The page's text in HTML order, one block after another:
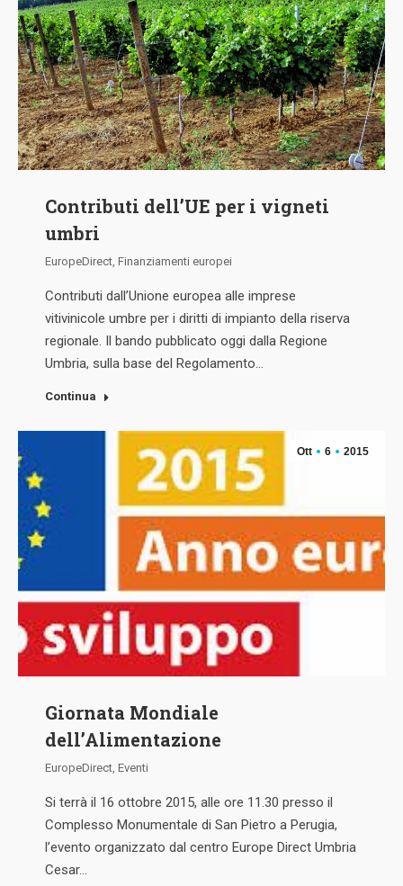
Contributi dell’UE per i vigneti
umbri
EuropeDirect, Finanziamenti europei
Contributi dall’Unione europea alle imprese
vitivinicole umbre per i diritti di impianto della riserva
regionale. Il bando pubblicato oggi dalla Regione
Umbria, sulla base del Regolamento…
Continua
Ott 6 2015
Giornata Mondiale
dell’Alimentazione
EuropeDirect, Eventi
Si terrà il 16 ottobre 2015, alle ore 11.30 presso il
Complesso Monumentale di San Pietro a Perugia,
l’evento organizzato dal centro Europe Direct Umbria
Cesar…